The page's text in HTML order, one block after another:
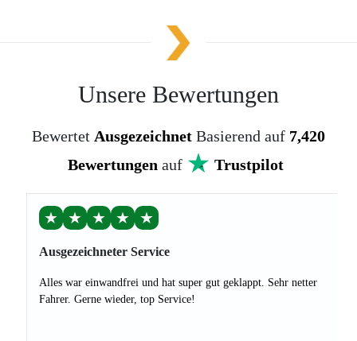
Unsere Bewertungen
Bewertet Ausgezeichnet Basierend auf 7,420
Bewertungen auf Trustpilot
★ ★ ★ ★ ★
Ausgezeichneter Service
Alles war einwandfrei und hat super gut geklappt. Sehr netter
Fahrer. Gerne wieder, top Service!